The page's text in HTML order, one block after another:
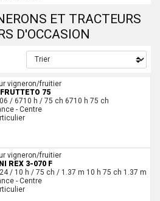
ET TRACTEURS
D'OCCASION
vigneron/fruitier
75
/ 6710 h / 75 ch 6710 h 75 ch
- Centre
vigneron/fruitier
REX 3-070 F
/ 10 h / 75 ch / 1.37 m 10 h 75 ch 1.37 m
- Centre